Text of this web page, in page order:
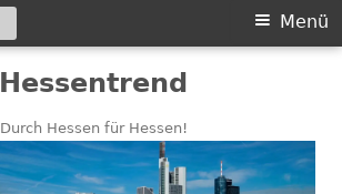
Hessentrend
Durch Hessen für Hessen!
Menü
Suchen
nach: